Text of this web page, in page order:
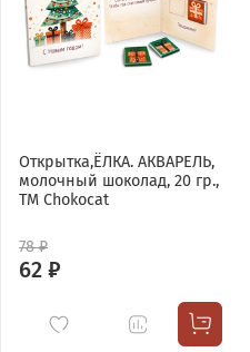
Открытка,ЁЛКА. АКВАРЕЛЬ,
молочный шоколад, 20 гр.,
TM Chokocat
78 ₽
62 ₽